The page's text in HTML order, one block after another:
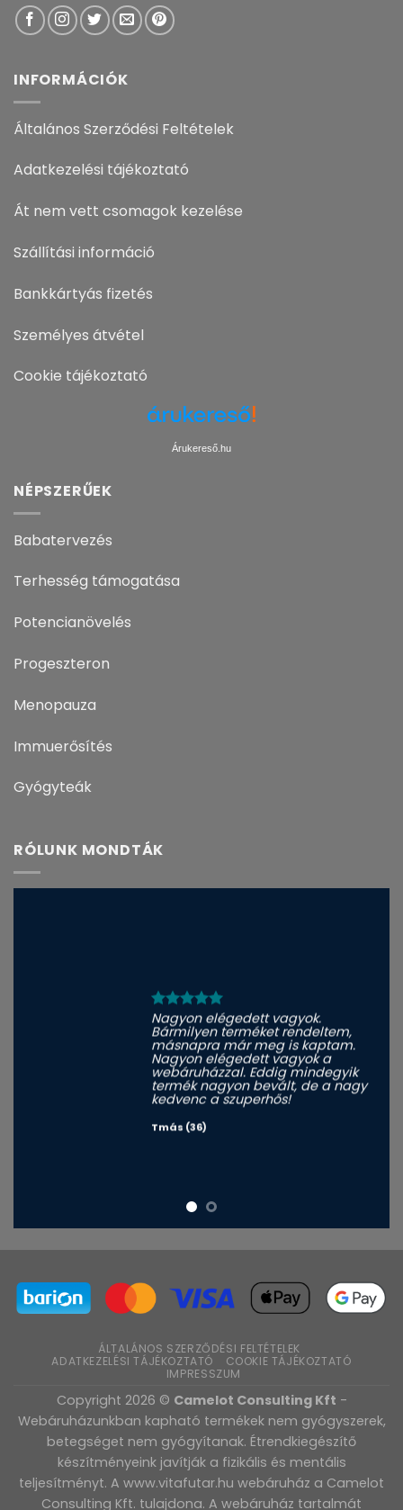
INFORMÁCIÓK
Általános Szerződési Feltételek
Adatkezelési tájékoztató
Át nem vett csomagok kezelése
Szállítási információ
Bankkártyás fizetés
Személyes átvétel
Cookie tájékoztató
Árukereső.hu
NÉPSZERŰEK
Babatervezés
Terhesség támogatása
Potencianövelés
Progeszteron
Menopauza
Immuerősítés
Gyógyteák
RÓLUNK MONDTÁK
Nagyon elégedett vagyok.
Bármilyen terméket rendeltem,
másnapra már meg is kaptam.
Nagyon elégedett vagyok a
webáruházzal. Eddig mindegyik
termék nagyon bevált, de a nagy
kedvenc a szuperhős!
Tmás (36)
ÁLTALÁNOS SZERZŐDÉSI FELTÉTELEK
ADATKEZELÉSI TÁJÉKOZTATÓ
COOKIE TÁJÉKOZTATÓ
IMPRESSZUM
Copyright 2026 © Camelot Consulting Kft -
Webáruházunkban kapható termékek nem gyógyszerek,
betegséget nem gyógyítanak. Étrendkiegészítő
készítményeink javítják a fizikális és mentális
teljesítményt. A www.vitafutar.hu webáruház a Camelot
Consulting Kft. tulajdona. A webáruház tartalmát